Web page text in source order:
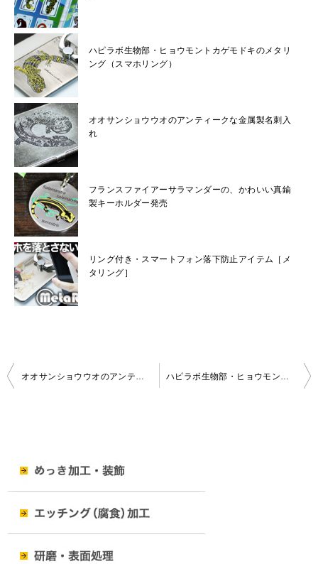
ハピラボ生物部・ヒョウモントカゲモドキのメタリ
ング（スマホリング）
オオサンショウウオのアンティークな金属製名刺入
れ
フランスファイアーサラマンダーの、かわいい真鍮
製キーホルダー発売
リング付き・スマートフォン落下防止アイテム［メ
タリング］
投
ゲ
ー
シ
ョ
ン
オオサンショウウオのアンティークな金属製名刺入れ ハピラボ生物部・ヒョウモントカゲモドキのメタリング（スマホリング）